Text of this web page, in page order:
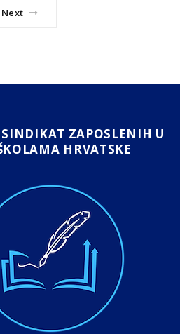
Next
ZAPOSLENIH U
HRVATSKE